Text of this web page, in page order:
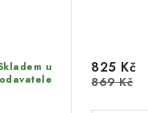
u
825 Kč
869 Kč